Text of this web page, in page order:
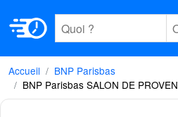
Accueil
BNP Parisbas
BNP Parisbas SALON DE